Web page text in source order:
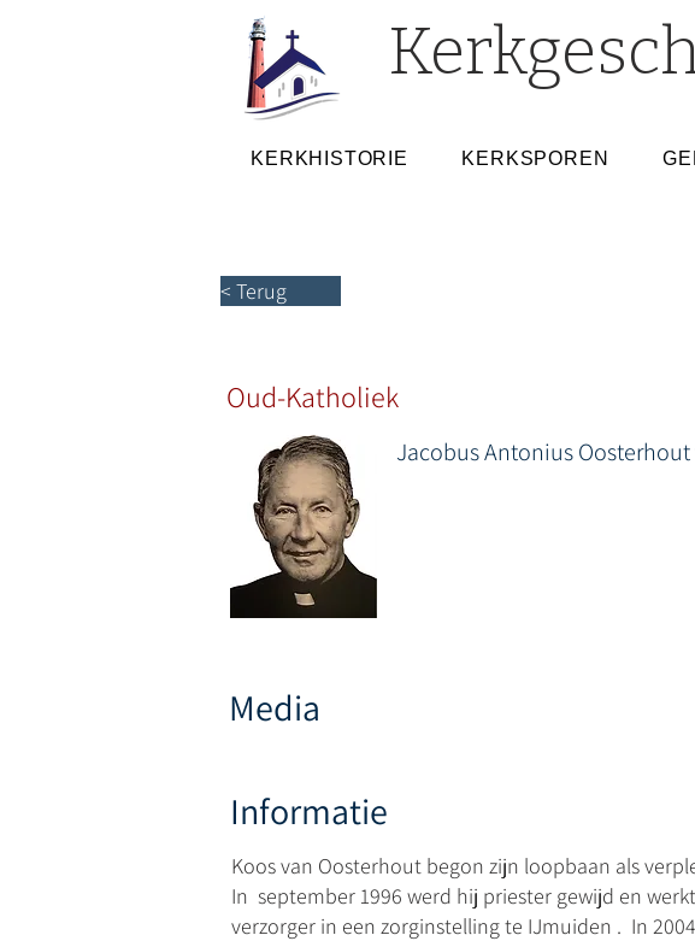
KERKHISTORIE KERKSPOREN
< Terug
Oud-Katholiek
Jacobus Antonius Oosterhout
Media
Informatie
Koos van Oosterhout begon zijn loopbaan als
In september 1996 werd hij priester gewijd en
verzorger in een zorginstelling te IJmuiden . In